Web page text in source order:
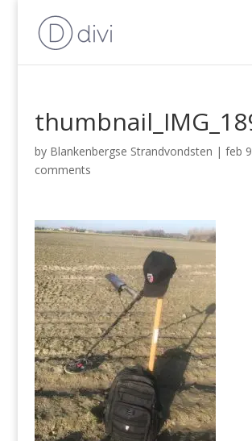
by Blankenbergse Strandvondsten | feb
comments